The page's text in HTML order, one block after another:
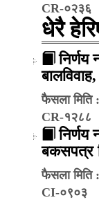
CR-०२३६
धेरै
फैसला मिति
CR-१२८८
बकसपत्र
फैसला मिति
CI-०९०३